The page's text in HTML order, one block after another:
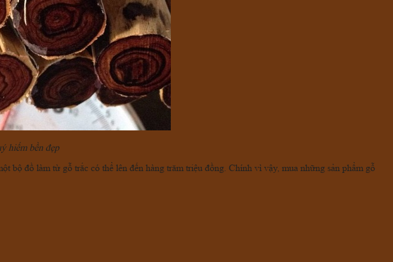
hiếm bền đẹp
bộ đồ làm từ gỗ trắc có thể lên đến hàng trăm triệu đồng. Chính vì vậy, mua những sản phẩm gỗ